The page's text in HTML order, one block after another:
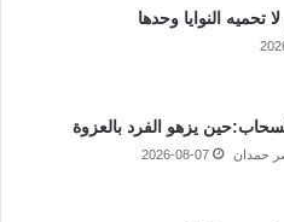
النوايا وحدها
يزهو الفرد بالعزوة
حمدان 2026-08-07